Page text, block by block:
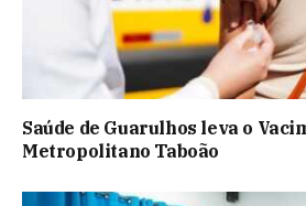
Saúde de Guarulhos leva o
Metropolitano Taboão